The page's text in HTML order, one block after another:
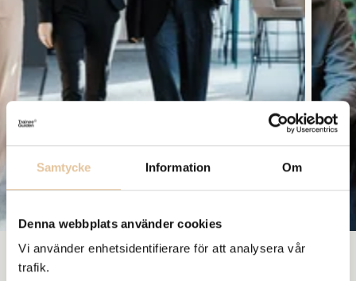
Samtycke Information Om
Denna webbplats använder cookies
Vi använder enhetsidentifierare för att analysera vår
trafik.